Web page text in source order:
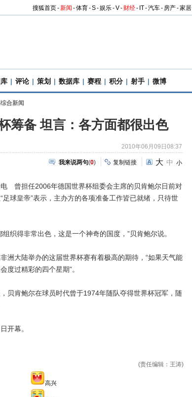
搜狐首页-新闻 -体育-S-娱乐-V- 财经- IT-汽车- 房产-家居
| 评论 | 策划 | 数据库 | 赛程 | 积分 | 射手 | 微博
合新闻
筹备 坦言：各方面都很出色
2010年06月09日08:37
我来说两句(0) 复制链接 大 中 小
曾担任2006年德国世界杯组委会主席的贝肯鲍尔日前对
球皇帝”表示，主办方的各项准备工作皆已就绪，只待世
得非常出色，这是一个神奇的国度，”贝肯鲍尔说。
大陆举办的这届世界杯赛有着极高的期待，“如果天气能
度过精彩的四个星期”。
肯鲍尔在球员时代曾于1974年随队夺得世界杯冠军，随
开幕。
(责任编辑：王涛)
高兴